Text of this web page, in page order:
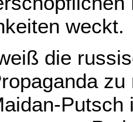
weckt.
die